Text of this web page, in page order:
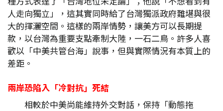
人走向獨立」，這其實同時給了台灣獨派政府難堪與很
大的揮灑空間。這樣的兩岸情勢，讓美方可以長期提
款，以台灣為重要支點牽制大陸，一石二鳥。許多人喜
歡以「中美共管台海」說事，但與實際情況有本質上的
差距。
兩岸恐陷入「冷對抗」死結
相較於中美尚能維持外交對話，保持「動態拖